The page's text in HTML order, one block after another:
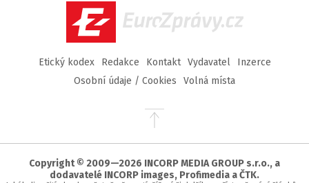
EuroZprávy.cz
Etický kodex Redakce Kontakt Vydavatel
Inzerce
Osobní údaje / Cookies
Volná místa
Přejít
stránky
Copyright © 2009—2026 INCORP MEDIA GROUP s.r.o., a
dodavatelé INCORP images, Profimedia a ČTK.